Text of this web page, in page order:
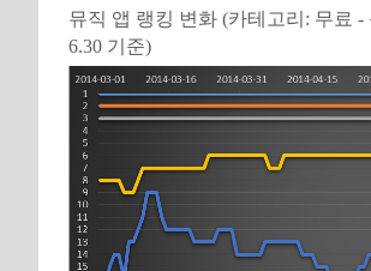
뮤직 앱 랭킹 변화 (카테고리: 무료 -
6.30 기준)